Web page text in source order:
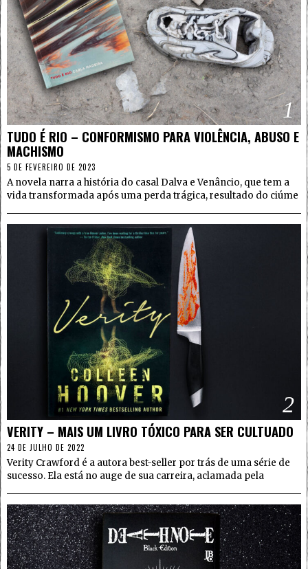
1
TUDO É RIO – CONFORMISMO PARA VIOLÊNCIA, ABUSO E
MACHISMO
5 DE FEVEREIRO DE 2023
A novela narra a história do casal Dalva e Venâncio, que tem a
vida transformada após uma perda trágica, resultado do ciúme
2
VERITY – MAIS UM LIVRO TÓXICO PARA SER CULTUADO
24 DE JULHO DE 2022
Verity Crawford é a autora best-seller por trás de uma série de
sucesso. Ela está no auge de sua carreira, aclamada pela